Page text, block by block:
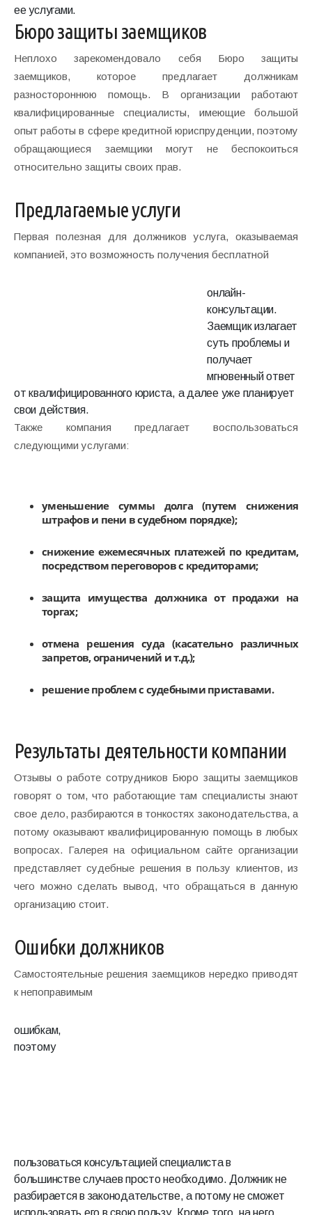
ее услугами.
Бюро защиты заемщиков
Неплохо зарекомендовало себя Бюро защиты
заемщиков, которое предлагает должникам
разностороннюю помощь. В организации работают
квалифицированные специалисты, имеющие большой
опыт работы в сфере кредитной юриспруденции, поэтому
обращающиеся заемщики могут не беспокоиться
относительно защиты своих прав.
Предлагаемые услуги
Первая полезная для должников услуга, оказываемая
компанией, это возможность получения бесплатной
онлайн-
консультации.
Заемщик излагает
суть проблемы и
получает
мгновенный ответ
от квалифицированного юриста, а далее уже планирует
свои действия.
Также компания предлагает воспользоваться
следующими услугами:
уменьшение суммы долга (путем снижения
штрафов и пени в судебном порядке);
снижение ежемесячных платежей по кредитам,
посредством переговоров с кредиторами;
защита имущества должника от продажи на
торгах;
отмена решения суда (касательно различных
запретов, ограничений и т.д.);
решение проблем с судебными приставами.
Результаты деятельности компании
Отзывы о работе сотрудников Бюро защиты заемщиков
говорят о том, что работающие там специалисты знают
свое дело, разбираются в тонкостях законодательства, а
потому оказывают квалифицированную помощь в любых
вопросах. Галерея на официальном сайте организации
представляет судебные решения в пользу клиентов, из
чего можно сделать вывод, что обращаться в данную
организацию стоит.
Ошибки должников
Самостоятельные решения заемщиков нередко приводят
к непоправимым
ошибкам,
поэтому
пользоваться консультацией специалиста в
большинстве случаев просто необходимо. Должник не
разбирается в законодательстве, а потому не сможет
использовать его в свою пользу. Кроме того, на него